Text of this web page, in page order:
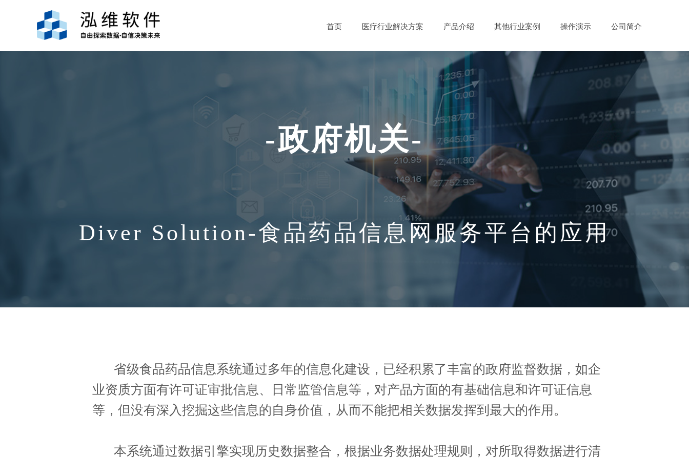
-政府机关-
Diver Solution-食品药品信息网服务平台的应用
省级食品药品信息系统通过多年的信息化建设，已经积累了丰富的政府监督数据，如企
业资质方面有许可证审批信息、日常监管信息等，对产品方面的有基础信息和许可证信息
等，但没有深入挖掘这些信息的自身价值，从而不能把相关数据发挥到最大的作用。
本系统通过数据引擎实现历史数据整合，根据业务数据处理规则，对所取得数据进行清
首页 医疗行业解决方案 产品介绍 其他行业案例 操作演示 公司简介